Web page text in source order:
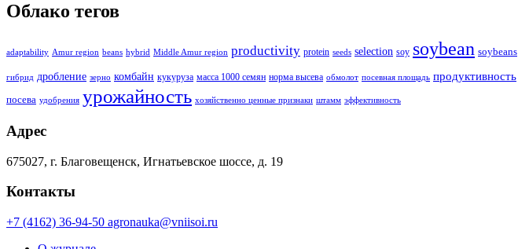
Облако тегов
adaptability Amur region beans hybrid Middle Amur region productivity protein seeds selection soy soybean soybeans
гибрид дробление зерно комбайн кукуруза масса 1000 семян норма высева обмолот посевная площадь продуктивность
посева удобрения урожайность хозяйственно ценные признаки штамм эффективность
Адрес
675027, г. Благовещенск, Игнатьевское шоссе, д. 19
Контакты
+7 (4162) 36-94-50 agronauka@vniisoi.ru